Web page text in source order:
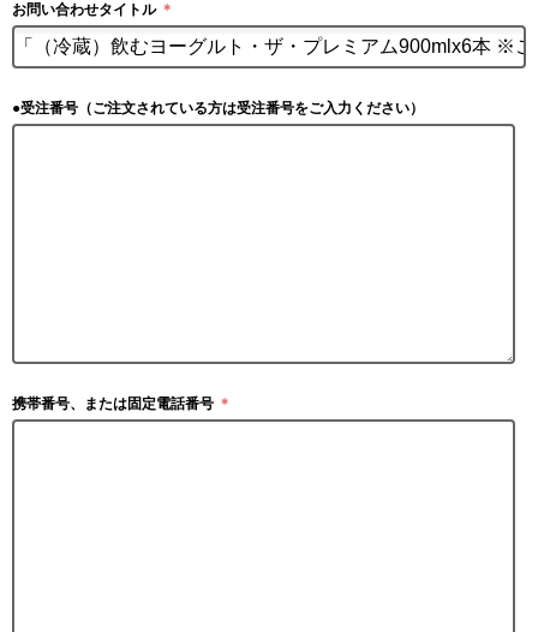
お問い合わせタイトル ＊
●受注番号（ご注文されている方は受注番号をご入力ください）
携帯番号、または固定電話番号 ＊